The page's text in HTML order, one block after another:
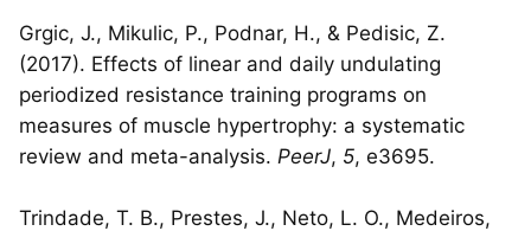
Grgic, J., Mikulic, P., Podnar, H., & Pedisic, Z.
(2017). Effects of linear and daily undulating
periodized resistance training programs on
measures of muscle hypertrophy: a systematic
review and meta-analysis. PeerJ, 5, e3695.
Trindade, T. B., Prestes, J., Neto, L. O., Medeiros,